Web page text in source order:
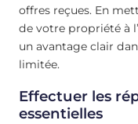
offres reçues. En
de votre propriété à
un avantage clair
limitée.
Effectuer les
essentielles